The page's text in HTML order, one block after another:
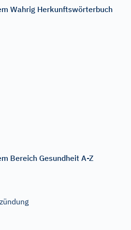
Wahrig Herkunftswörterbuch
Bereich Gesundheit A-Z